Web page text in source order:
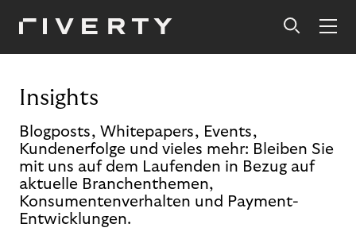
Insights
Blogposts, Whitepapers, Events,
Kundenerfolge und vieles mehr: Bleiben Sie
mit uns auf dem Laufenden in Bezug auf
aktuelle Branchenthemen,
Konsumentenverhalten und Payment-
Entwicklungen.